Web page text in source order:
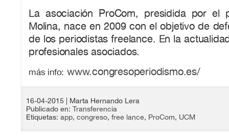
La asociación ProCom, presidida por el
Molina, nace en 2009 con el objetivo de
de los periodistas freelance. En la
profesionales asociados.
más info: www.congresoperiodismo.es/
16-04-2015
| Marta Hernando Lera
Publicado en: Transferencia
Etiquetas: app, congreso, free lance, ProCom, UCM